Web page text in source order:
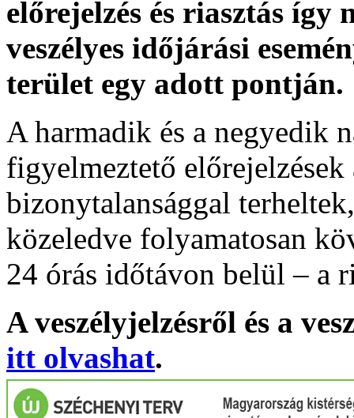
előrejelzés és riasztás
veszélyes időjárási
terület egy adott pontján.
A harmadik és a negyedik
figyelmeztető
bizonytalansággal
közeledve folyamatosan
24 órás időtávon belül – a
A veszélyjelzésről és a
itt olvashat.